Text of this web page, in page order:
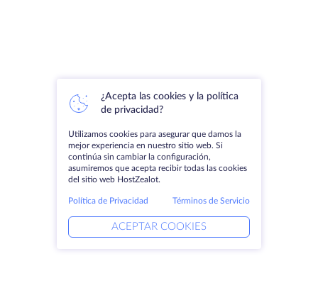
¿Acepta las cookies y la política
de privacidad?
Utilizamos cookies para asegurar que damos la
mejor experiencia en nuestro sitio web. Si
continúa sin cambiar la configuración,
asumiremos que acepta recibir todas las cookies
del sitio web HostZealot.
Política de Privacidad Términos de Servicio
ACEPTAR COOKIES